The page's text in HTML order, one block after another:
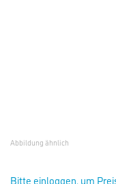
Abbildung ähnlich
Bitte einloggen, um